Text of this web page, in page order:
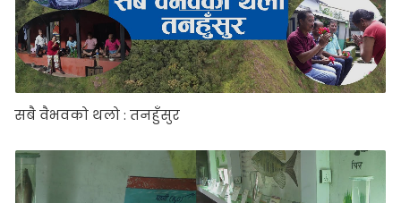
सबै वैभवको थलो : तनहुँसुर